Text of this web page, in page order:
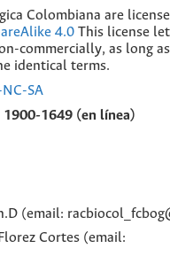
Colombiana are
4.0 This license
commercially, as long
identical terms.
1900-1649 (en línea)
(email:
Cortes (email: